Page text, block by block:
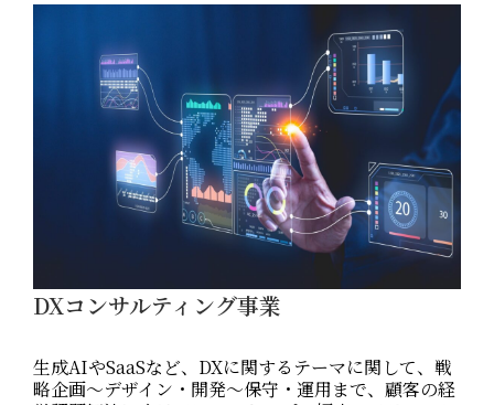
DXコンサルティング事業
生成AIやSaaSなど、DXに関するテーマに関して、戦
略企画～デザイン・開発～保守・運用まで、顧客の経